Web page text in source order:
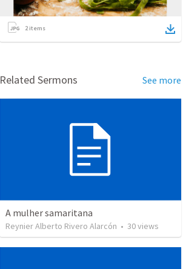
2items
Related Sermons See more
A mulher samaritana
Reynier Alberto Rivero Alarcón • 30views